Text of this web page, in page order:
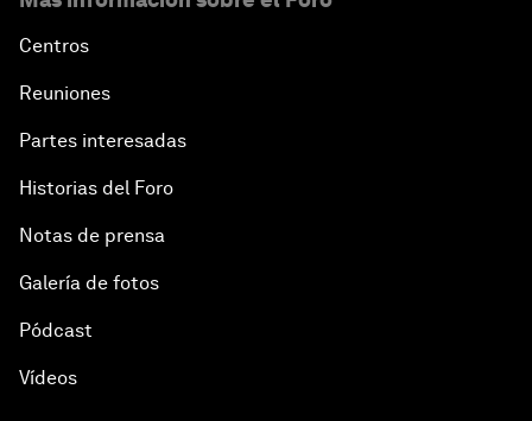
Centros
Reuniones
Partes interesadas
Historias del Foro
Notas de prensa
Galería de fotos
Pódcast
Vídeos